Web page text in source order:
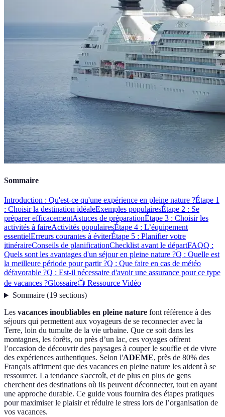
Sommaire
Introduction : Qu'est-ce qu'une expérience en pleine nature ?Étape 1
: Choisir la destination idéaleExemples populairesÉtape 2 : Se
préparer efficacementAstuces de préparationÉtape 3 : Choisir les
activités à faireActivités populairesÉtape 4 : L’équipement
essentielErreurs courantes à éviterÉtape 5 : Planifier votre
itinéraireConseils de planificationChecklist avant le départFAQQ :
Quels sont les avantages d'un séjour en pleine nature ?Q : Quelle est
la meilleure période pour partir ?Q : Que faire en cas de météo
défavorable ?Q : Est-il nécessaire d'avoir une assurance pour ce type
de vacances ?Glossaire📺 Ressource Vidéo
Sommaire(19 sections)
Les vacances inoubliables en pleine nature font référence à des
séjours qui permettent aux voyageurs de se reconnecter avec la
Terre, loin du tumulte de la vie urbaine. Que ce soit dans les
montagnes, les forêts, ou près d’un lac, ces voyages offrent
l’occasion de découvrir des paysages à couper le souffle et de vivre
des expériences authentiques. Selon l'ADEME, près de 80% des
Français affirment que des vacances en pleine nature les aident à se
ressourcer. La tendance s'accroît, et de plus en plus de gens
cherchent des destinations où ils peuvent déconnecter, tout en ayant
une approche durable. Ce guide vous fournira des étapes pratiques
pour maximiser le plaisir et réduire le stress lors de l’organisation de
vos vacances.